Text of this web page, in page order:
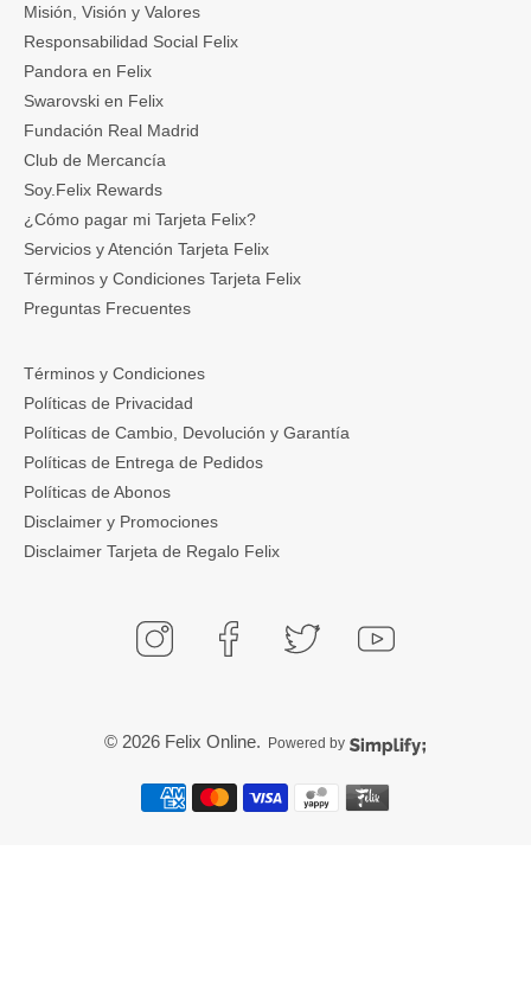
Misión, Visión y Valores
Responsabilidad Social Felix
Pandora en Felix
Swarovski en Felix
Fundación Real Madrid
Club de Mercancía
Soy.Felix Rewards
¿Cómo pagar mi Tarjeta Felix?
Servicios y Atención Tarjeta Felix
Términos y Condiciones Tarjeta Felix
Preguntas Frecuentes
Términos y Condiciones
Políticas de Privacidad
Políticas de Cambio, Devolución y Garantía
Políticas de Entrega de Pedidos
Políticas de Abonos
Disclaimer y Promociones
Disclaimer Tarjeta de Regalo Felix
© 2026 Felix Online. Powered by